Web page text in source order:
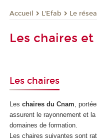
Accueil L'Efab Le
Les chaires
Les chaires
Les chaires du Cnam ,
assurent le rayonnement et
domaines de formation.
Les chaires suivantes sont